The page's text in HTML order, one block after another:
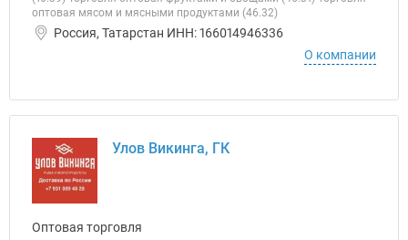
оптовая мясом и мясными продуктами (46.32)
Россия, Татарстан ИНН: 166014946336
О компании
Улов Викинга, ГК
Оптовая торговля